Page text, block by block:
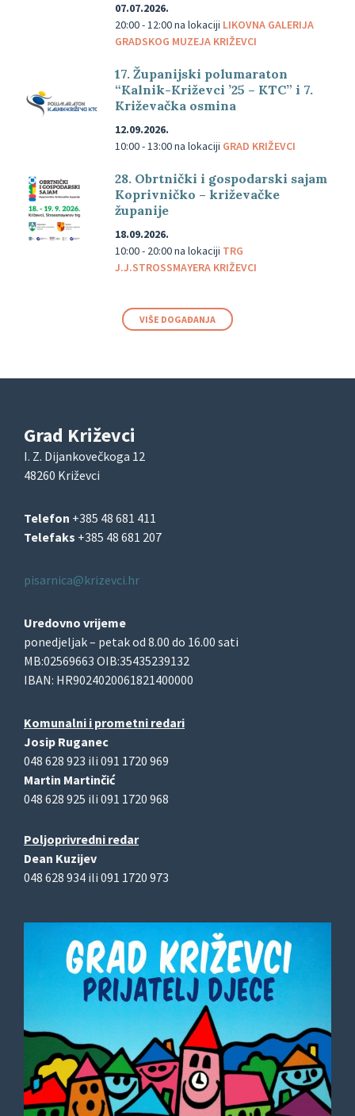
07.07.2026.
20:00 - 12:00na lokaciji LIKOVNA GALERIJA
GRADSKOG MUZEJA KRIŽEVCI
17. Županijski polumaraton
“Kalnik-Križevci ’25 – KTC” i 7.
Križevačka osmina
12.09.2026.
10:00 - 13:00na lokaciji GRAD KRIŽEVCI
28. Obrtnički i gospodarski sajam
Koprivničko – križevačke
županije
18.09.2026.
10:00 - 20:00na lokaciji TRG
J.J.STROSSMAYERA KRIŽEVCI
VIŠE DOGAĐANJA
Grad Križevci
I. Z. Dijankovečkoga 12
48260 Križevci
Telefon +385 48 681 411
Telefaks +385 48 681 207
pisarnica@krizevci.hr
Uredovno vrijeme
ponedjeljak – petak od 8.00 do 16.00 sati
MB:02569663 OIB:35435239132
IBAN: HR9024020061821400000
Komunalni i prometni redari
Josip Ruganec
048 628 923 ili 091 1720 969
Martin Martinčić
048 628 925 ili 091 1720 968
Poljoprivredni redar
Dean Kuzijev
048 628 934 ili 091 1720 973